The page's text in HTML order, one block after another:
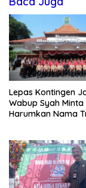
Lepas Kontingen
Wabup Syah
Harumkan Nama